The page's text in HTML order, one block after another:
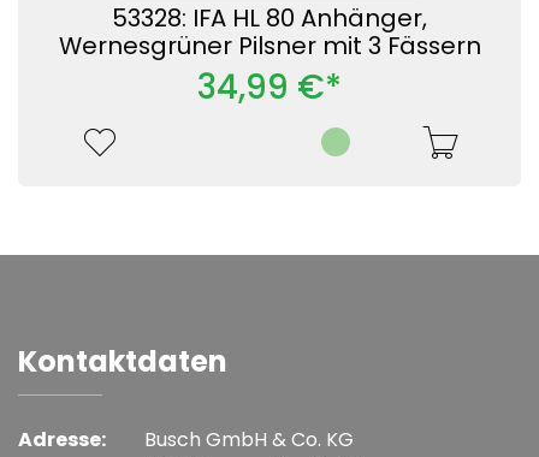
53328: IFA HL 80 Anhänger,
Wernesgrüner Pilsner mit 3 Fässern
34,99 €*
Kontaktdaten
Adresse:
Busch GmbH & Co. KG